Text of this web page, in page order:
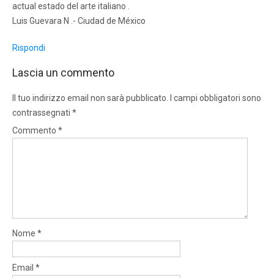
actual estado del arte italiano .
Luis Guevara N .- Ciudad de México
Rispondi
Lascia un commento
Il tuo indirizzo email non sarà pubblicato.
I campi obbligatori sono
contrassegnati *
Commento *
Nome *
Email *